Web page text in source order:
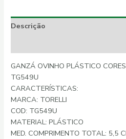
Descrição
GANZÁ OVINHO PLÁSTICO
TG549U
CARACTERÍSTICAS:
MARCA: TORELLI
COD: TG549U
MATERIAL: PLÁSTICO
MED. COMPRIMENTO TOTAL: 5,5